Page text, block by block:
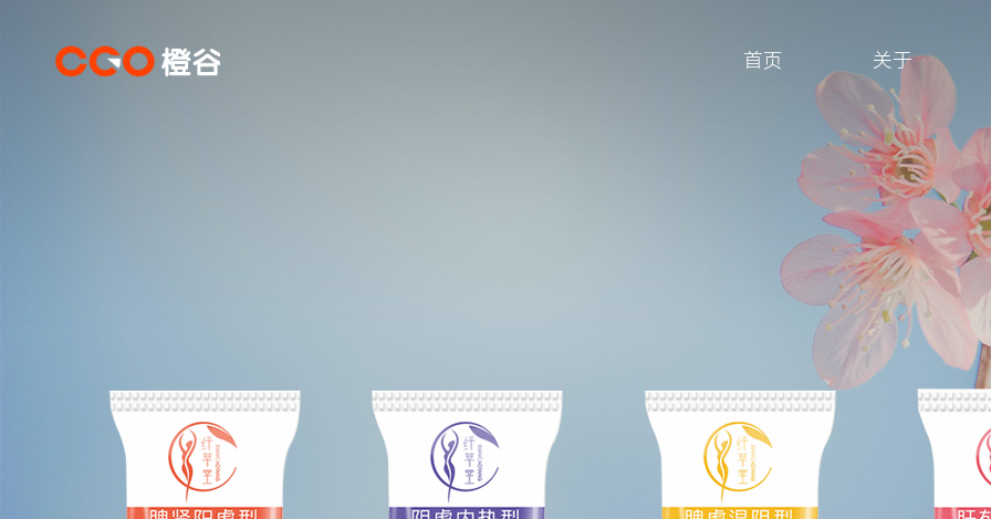
首页 关于